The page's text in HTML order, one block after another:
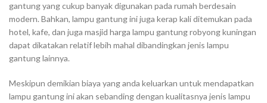
gantung yang cukup banyak digunakan pada rumah berdesain
modern. Bahkan, lampu gantung ini juga kerap kali ditemukan pada
hotel, kafe, dan juga masjid harga lampu gantung robyong kuningan
dapat dikatakan relatif lebih mahal dibandingkan jenis lampu
gantung lainnya.
Meskipun demikian biaya yang anda keluarkan untuk mendapatkan
lampu gantung ini akan sebanding dengan kualitasnya jenis lampu